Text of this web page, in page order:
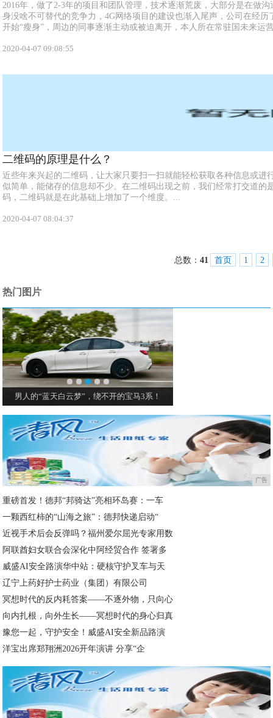
2016年，做了2-3年的项目和团队管理，技术逐渐荒废，大部分是在做
身没啥不可替代的竞争力，4G网络项目的建设也渐入尾声，公司在经历
开始“瘦身”，周边的同事逐渐主动或被迫离开，本人所在常驻国未来运
2020-04-07 09:08:55
二维码的原理是什么？
近些年来兴起的二维码，让大家只要扫一扫就能轻松获取各种信息或进
似简单，能储存的信息却不少。在二维码出现之前，我们经常打交道的
码，二维码就是在此基础上增加了一个维度。...
2020-04-07 08:04:37
总数：41 首页 1 2
热门图片
男人的“蓝天白云梦”，绕不开的宝马3系！
广告
重磅首发！德邦“邦骑达”亮相环岛赛：一车
一颗西红柿的“山海之旅”：德邦快递启动“
近视手术后会反弹吗？福州爱尔屈光专家用数
阿联酋妇女联合会深化中阿经贸合作 签署多
威盛AI安全路演华中站：硬核守护叉车与天
辽宁上药好护士药业（集团）有限公司
冥想时代的反内耗答案——不逐外物，只向心
向内扎根，向外生长——冥想时代的身心归真
豫您一起，守护安全！威盛AI安全新品路演
洋宝出席郑翔洲2026开年演讲 分享“企